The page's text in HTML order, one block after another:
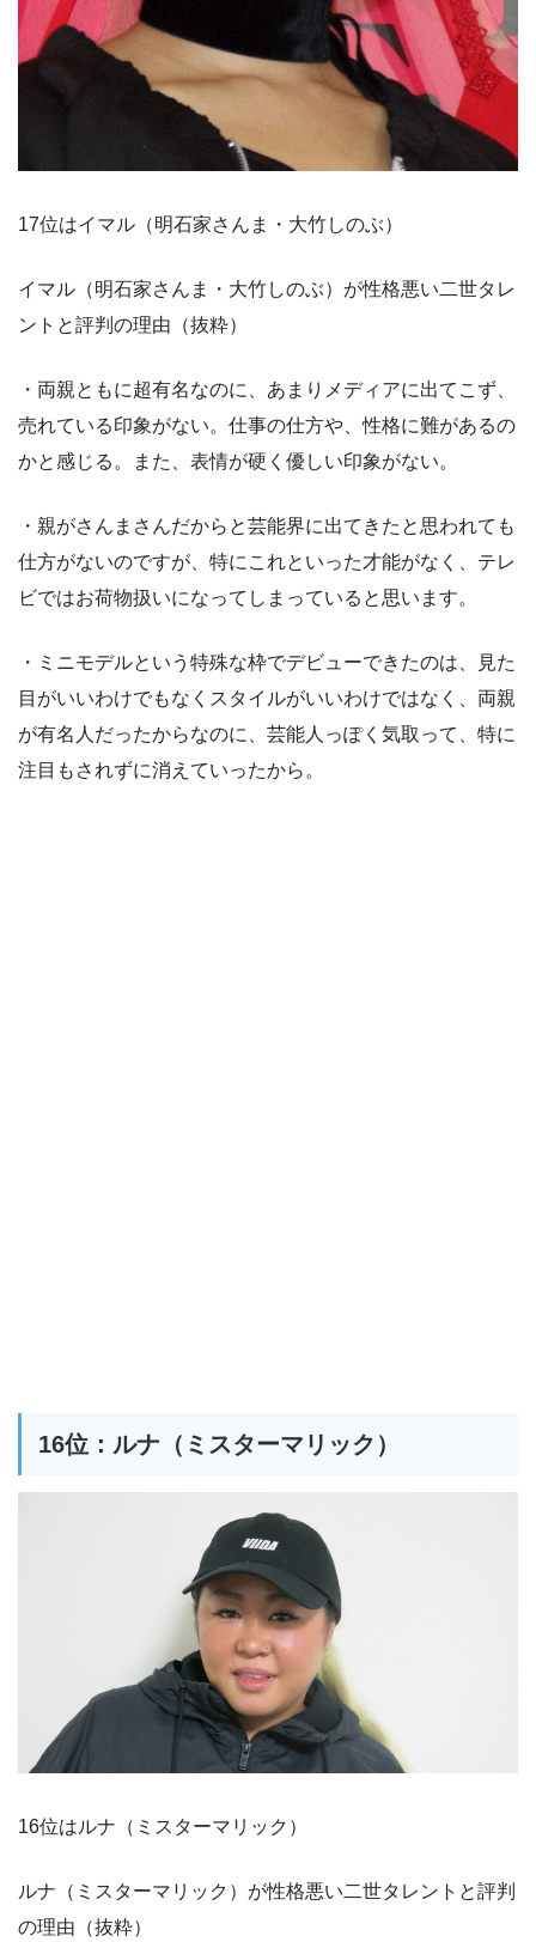
17位はイマル（明石家さんま・大竹しのぶ）
イマル（明石家さんま・大竹しのぶ）が性格悪い二世タレ
ントと評判の理由（抜粋）
・両親ともに超有名なのに、あまりメディアに出てこず、
売れている印象がない。仕事の仕方や、性格に難があるの
かと感じる。また、表情が硬く優しい印象がない。
・親がさんまさんだからと芸能界に出てきたと思われても
仕方がないのですが、特にこれといった才能がなく、テレ
ビではお荷物扱いになってしまっていると思います。
・ミニモデルという特殊な枠でデビューできたのは、見た
目がいいわけでもなくスタイルがいいわけではなく、両親
が有名人だったからなのに、芸能人っぽく気取って、特に
注目もされずに消えていったから。
16位：ルナ（ミスターマリック）
16位はルナ（ミスターマリック）
ルナ（ミスターマリック）が性格悪い二世タレントと評判
の理由（抜粋）